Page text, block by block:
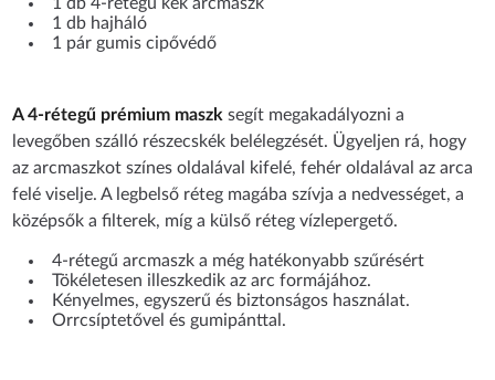
1 db hajháló
1 pár gumis cipővédő
A 4-rétegű prémium maszk segít megakadályozni a
levegőben szálló részecskék belélegzését. Ügyeljen rá, hogy
az arcmaszkot színes oldalával kifelé, fehér oldalával az arca
felé viselje. A legbelső réteg magába szívja a nedvességet, a
középsők a filterek, míg a külső réteg vízlepergető.
4-rétegű arcmaszk a még hatékonyabb szűrésért
Tökéletesen illeszkedik az arc formájához.
Kényelmes, egyszerű és biztonságos használat.
Orrcsíptetővel és gumipánttal.